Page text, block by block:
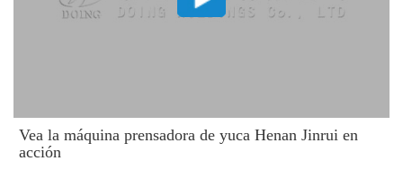
Vea la máquina prensadora de yuca Henan Jinrui en
acción